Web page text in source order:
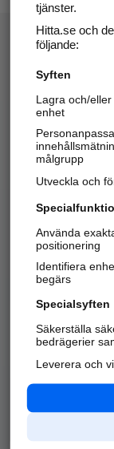
Hitta.se - Gratis
Sök företag,
Hitta
Alla kategorier
API & Kartor
tjänster.
Hitta.se och
följande:
Syften
Lagra och/
enhet
målgrupp
Utveckla och
Använda
positionering
Identifiera
begärs
Specialsyften
Säkerställa
bedrägerier
Leverera och